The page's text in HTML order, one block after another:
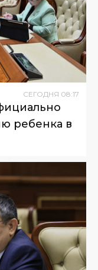
СЕГОДНЯ 08:17
ребенка в